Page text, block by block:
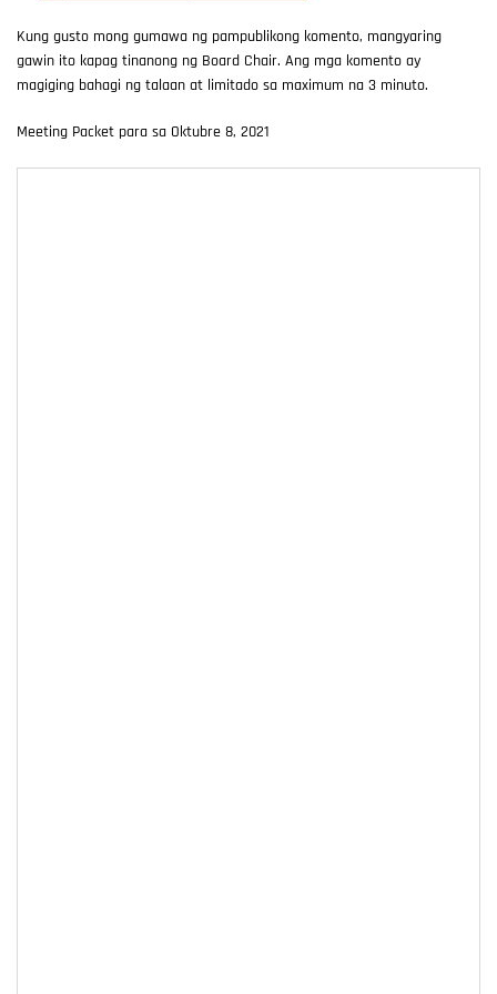
Kung gusto mong gumawa ng pampublikong komento, mangyaring
gawin ito kapag tinanong ng Board Chair. Ang mga komento ay
magiging bahagi ng talaan at limitado sa maximum na 3 minuto.
Meeting Packet para sa Oktubre 8, 2021